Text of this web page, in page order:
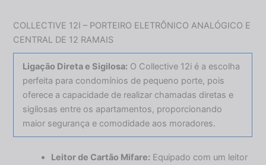
COLLECTIVE 12I – PORTEIRO ELETRÔNICO ANALÓGICO E
CENTRAL DE 12 RAMAIS
Ligação Direta e Sigilosa: O Collective 12i é a escolha
perfeita para condomínios de pequeno porte, pois
oferece a capacidade de realizar chamadas diretas e
sigilosas entre os apartamentos, proporcionando
maior segurança e comodidade aos moradores.
Leitor de Cartão Mifare: Equipado com um leitor